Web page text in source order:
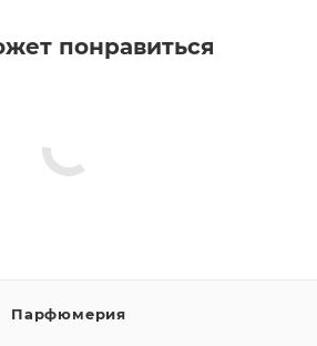
понравиться
Парфюмерия